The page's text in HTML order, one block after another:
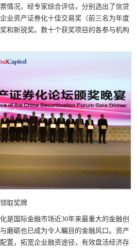
情况，经专家综合评估，分别选出了信贷
业资产证券化十佳交易奖（前三名为年度
和新锐奖。数十个获奖项目的各参与机构
取奖牌
国际金融市场近30年来最重大的金融创
磨砺也已成为令人瞩目的金融风口。资产
置，拓宽企业融资途径，有效盘活经济存